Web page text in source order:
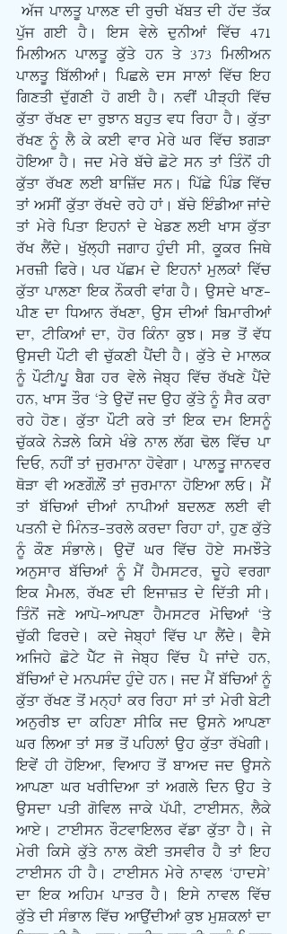
ਅੱਜ ਪਾਲਤੂ ਪਾਲਣ ਦੀ ਰੁਚੀ ਖੱਬਤ ਦੀ ਹੱਦ ਤੱਕ
ਪੁੱਜ ਗਈ ਹੈ। ਇਸ ਵੇਲੇ ਦੁਨੀਆਂ ਵਿੱਚ 471
ਮਿਲੀਅਨ ਪਾਲਤੂ ਕੁੱਤੇ ਹਨ ਤੇ 373 ਮਿਲੀਅਨ
ਪਾਲਤੂ ਬਿੱਲੀਆਂ। ਪਿਛਲੇ ਦਸ ਸਾਲਾਂ ਵਿੱਚ ਇਹ
ਗਿਣਤੀ ਦੁੱਗਣੀ ਹੋ ਗਈ ਹੈ। ਨਵੀਂ ਪੀੜ੍ਹੀ ਵਿੱਚ
ਕੁੱਤਾ ਰੱਖਣ ਦਾ ਰੁਝਾਨ ਬਹੁਤ ਵਧ ਰਿਹਾ ਹੈ। ਕੁੱਤਾ
ਰੱਖਣ ਨੂੰ ਲੈ ਕੇ ਕਈ ਵਾਰ ਮੇਰੇ ਘਰ ਵਿੱਚ ਝਗੜਾ
ਹੋਇਆ ਹੈ। ਜਦ ਮੇਰੇ ਬੱਚੇ ਛੋਟੇ ਸਨ ਤਾਂ ਤਿੰਨੋਂ ਹੀ
ਕੁੱਤਾ ਰੱਖਣ ਲਈ ਬਾਜ਼ਿੱਦ ਸਨ। ਪਿੱਛੇ ਪਿੰਡ ਵਿੱਚ
ਤਾਂ ਅਸੀਂ ਕੁੱਤਾ ਰੱਖਦੇ ਰਹੇ ਹਾਂ। ਬੱਚੇ ਇੰਡੀਆ ਜਾਂਦੇ
ਤਾਂ ਮੇਰੇ ਪਿਤਾ ਇਹਨਾਂ ਦੇ ਖੇਡਣ ਲਈ ਖਾਸ ਕੁੱਤਾ
ਰੱਖ ਲੈਂਦੇ। ਖੁੱਲ੍ਹੀ ਜਗਾਹ ਹੁੰਦੀ ਸੀ, ਕੂਕਰ ਜਿਥੇ
ਮਰਜ਼ੀ ਫਿਰੇ। ਪਰ ਪੱਛਮ ਦੇ ਇਹਨਾਂ ਮੁਲਕਾਂ ਵਿੱਚ
ਕੁੱਤਾ ਪਾਲਣਾ ਇਕ ਨੌਕਰੀ ਵਾਂਗ ਹੈ। ਉਸਦੇ ਖਾਣ-
ਪੀਣ ਦਾ ਧਿਆਨ ਰੱਖਣਾ, ਉਸ ਦੀਆਂ ਬਿਮਾਰੀਆਂ
ਦਾ, ਟੀਕਿਆਂ ਦਾ, ਹੋਰ ਕਿੰਨਾ ਕੁਝ। ਸਭ ਤੋਂ ਵੱਧ
ਉਸਦੀ ਪੌਟੀ ਵੀ ਚੁੱਕਣੀ ਪੈਂਦੀ ਹੈ। ਕੁੱਤੇ ਦੇ ਮਾਲਕ
ਨੂੰ ਪੌਟੀ/ਪੂ ਬੈਗ ਹਰ ਵੇਲੇ ਜੇਬ੍ਹ ਵਿੱਚ ਰੱਖਣੇ ਪੈਂਦੇ
ਹਨ, ਖਾਸ ਤੌਰ ‘ਤੇ ਉਦੋਂ ਜਦ ਉਹ ਕੁੱਤੇ ਨੂੰ ਸੈਰ ਕਰਾ
ਰਹੇ ਹੋਣ। ਕੁੱਤਾ ਪੌਟੀ ਕਰੇ ਤਾਂ ਇਕ ਦਮ ਇਸਨੂੰ
ਚੁੱਕਕੇ ਨੇੜਲੇ ਕਿਸੇ ਖੰਭੇ ਨਾਲ ਲੱਗ ਢੋਲ ਵਿੱਚ ਪਾ
ਦਿਓ, ਨਹੀਂ ਤਾਂ ਜੁਰਮਾਨਾ ਹੋਵੇਗਾ। ਪਾਲਤੂ ਜਾਨਵਰ
ਥੋੜਾ ਵੀ ਅਣਗੌਲ਼ੌਂ ਤਾਂ ਜੁਰਮਾਨਾ ਹੋਇਆ ਲਓ। ਮੈਂ
ਤਾਂ ਬੱਚਿਆਂ ਦੀਆਂ ਨਾਪੀਆਂ ਬਦਲਣ ਲਈ ਵੀ
ਪਤਨੀ ਦੇ ਮਿੰਨਤ-ਤਰਲੇ ਕਰਦਾ ਰਿਹਾ ਹਾਂ, ਹੁਣ ਕੁੱਤੇ
ਨੂੰ ਕੌਣ ਸੰਭਾਲੇ। ਉਦੋਂ ਘਰ ਵਿੱਚ ਹੋਏ ਸਮਝੌਤੇ
ਅਨੁਸਾਰ ਬੱਚਿਆਂ ਨੂੰ ਮੈਂ ਹੈਮਸਟਰ, ਚੂਹੇ ਵਰਗਾ
ਇਕ ਮੈਮਲ, ਰੱਖਣ ਦੀ ਇਜਾਜ਼ਤ ਦੇ ਦਿੱਤੀ ਸੀ।
ਤਿੰਨੋਂ ਜਣੇ ਆਪੋ-ਆਪਣਾ ਹੈਮਸਟਰ ਮੋਢਿਆਂ ‘ਤੇ
ਚੁੱਕੀ ਫਿਰਦੇ। ਕਦੇ ਜੇਬ੍ਹਾਂ ਵਿੱਚ ਪਾ ਲੈਂਦੇ। ਵੈਸੇ
ਅਜਿਹੇ ਛੋਟੇ ਪੈੱਟ ਜੋ ਜੇਬ੍ਹ ਵਿੱਚ ਪੈ ਜਾਂਦੇ ਹਨ,
ਬੱਚਿਆਂ ਦੇ ਮਨਪਸੰਦ ਹੁੰਦੇ ਹਨ। ਜਦ ਮੈਂ ਬੱਚਿਆਂ ਨੂੰ
ਕੁੱਤਾ ਰੱਖਣ ਤੋਂ ਮਨ੍ਹਾਂ ਕਰ ਰਿਹਾ ਸਾਂ ਤਾਂ ਮੇਰੀ ਬੇਟੀ
ਅਨੁਰੀਝ ਦਾ ਕਹਿਣਾ ਸੀਕਿ ਜਦ ਉਸਨੇ ਆਪਣਾ
ਘਰ ਲਿਆ ਤਾਂ ਸਭ ਤੋਂ ਪਹਿਲਾਂ ਉਹ ਕੁੱਤਾ ਰੱਖੇਗੀ।
ਇਵੇਂ ਹੀ ਹੋਇਆ, ਵਿਆਹ ਤੋਂ ਬਾਅਦ ਜਦ ਉਸਨੇ
ਆਪਣਾ ਘਰ ਖਰੀਦਿਆ ਤਾਂ ਅਗਲੇ ਦਿਨ ਉਹ ਤੇ
ਉਸਦਾ ਪਤੀ ਗੋਵਿਲ ਜਾਕੇ ਪੱਪੀ, ਟਾਈਸਨ, ਲੈਕੇ
ਆਏ। ਟਾਈਸਨ ਰੌਟਵਾਇਲਰ ਵੱਡਾ ਕੁੱਤਾ ਹੈ। ਜੇ
ਮੇਰੀ ਕਿਸੇ ਕੁੱਤੇ ਨਾਲ ਕੋਈ ਤਸਵੀਰ ਹੈ ਤਾਂ ਇਹ
ਟਾਈਸਨ ਹੀ ਹੈ। ਟਾਈਸਨ ਮੇਰੇ ਨਾਵਲ ‘ਹਾਦਸੇ’
ਦਾ ਇਕ ਅਹਿਮ ਪਾਤਰ ਹੈ। ਇਸੇ ਨਾਵਲ ਵਿੱਚ
ਕੁੱਤੇ ਦੀ ਸੰਭਾਲ ਵਿੱਚ ਆਉਂਦੀਆਂ ਕੁਝ ਮੁਸ਼ਕਲਾਂ ਦਾ